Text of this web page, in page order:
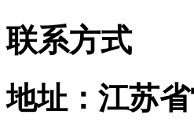
联系方式
地址 ：江苏